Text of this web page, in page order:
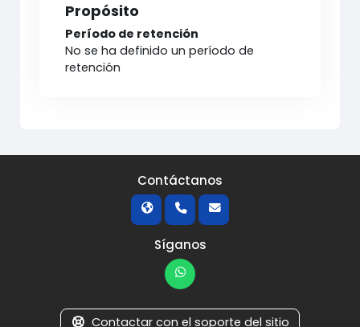
Propósito
Período de retención
No se ha definido un período de
retención
Contáctanos
Síganos
Contactar con el soporte del sitio